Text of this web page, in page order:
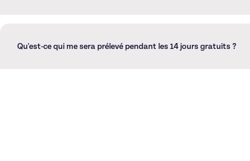
Qu'est-ce qui me sera prélevé pendant les 14 jours gratuits ?